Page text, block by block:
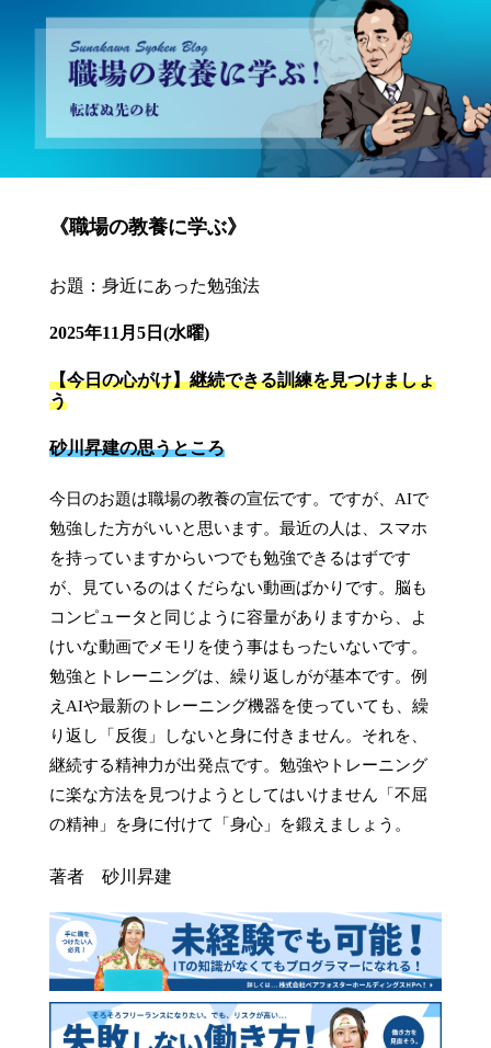
砂川昇建会長ブログ 職場の教養に学ぶ！～転ばぬ先の杖～
《職場の教養に学ぶ》
お題：身近にあった勉強法
2025年11月5日(水曜)
【今日の心がけ】継続できる訓練を見つけましょ
う
砂川昇建の思うところ
今日のお題は職場の教養の宣伝です。ですが、AIで
勉強した方がいいと思います。最近の人は、スマホ
を持っていますからいつでも勉強できるはずです
が、見ているのはくだらない動画ばかりです。脳も
コンピュータと同じように容量がありますから、よ
けいな動画でメモリを使う事はもったいないです。
勉強とトレーニングは、繰り返しがが基本です。例
えAIや最新のトレーニング機器を使っていても、繰
り返し「反復」しないと身に付きません。それを、
継続する精神力が出発点です。勉強やトレーニング
に楽な方法を見つけようとしてはいけません「不屈
の精神」を身に付けて「身心」を鍛えましょう。
著者 砂川昇建